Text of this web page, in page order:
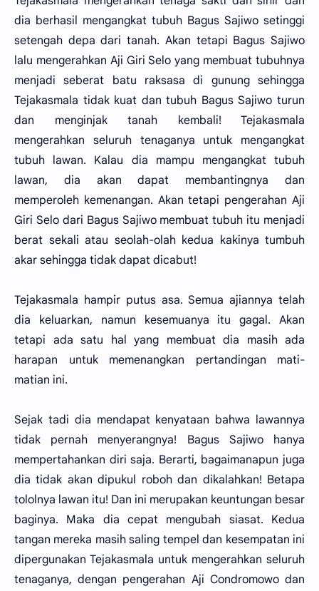
dia berhasil mengangkat tubuh Bagus Sajiwo setinggi
setengah depa dari tanah. Akan tetapi Bagus Sajiwo
lalu mengerahkan Aji Giri Selo yang membuat tubuhnya
menjadi seberat batu raksasa di gunung sehingga
Tejakasmala tidak kuat dan tubuh Bagus Sajiwo turun
dan menginjak tanah kembali! Tejakasmala
mengerahkan seluruh tenaganya untuk mengangkat
tubuh lawan. Kalau dia mampu mengangkat tubuh
lawan, dia akan dapat membantingnya dan
memperoleh kemenangan. Akan tetapi pengerahan Aji
Giri Selo dari Bagus Sajiwo membuat tubuh itu menjadi
berat sekali atau seolah-olah kedua kakinya tumbuh
akar sehingga tidak dapat dicabut!
Tejakasmala hampir putus asa. Semua ajiannya telah
dia keluarkan, namun kesemuanya itu gagal. Akan
tetapi ada satu hal yang membuat dia masih ada
harapan untuk memenangkan pertandingan mati-
matian ini.
Sejak tadi dia mendapat kenyataan bahwa lawannya
tidak pernah menyerangnya! Bagus Sajiwo hanya
mempertahankan diri saja. Berarti, bagaimanapun juga
dia tidak akan dipukul roboh dan dikalahkan! Betapa
tololnya lawan itu! Dan ini merupakan keuntungan besar
baginya. Maka dia cepat mengubah siasat. Kedua
tangan mereka masih saling tempel dan kesempatan ini
dipergunakan Tejakasmala untuk mengerahkan seluruh
tenaganya, dengan pengerahan Aji Condromowo dan